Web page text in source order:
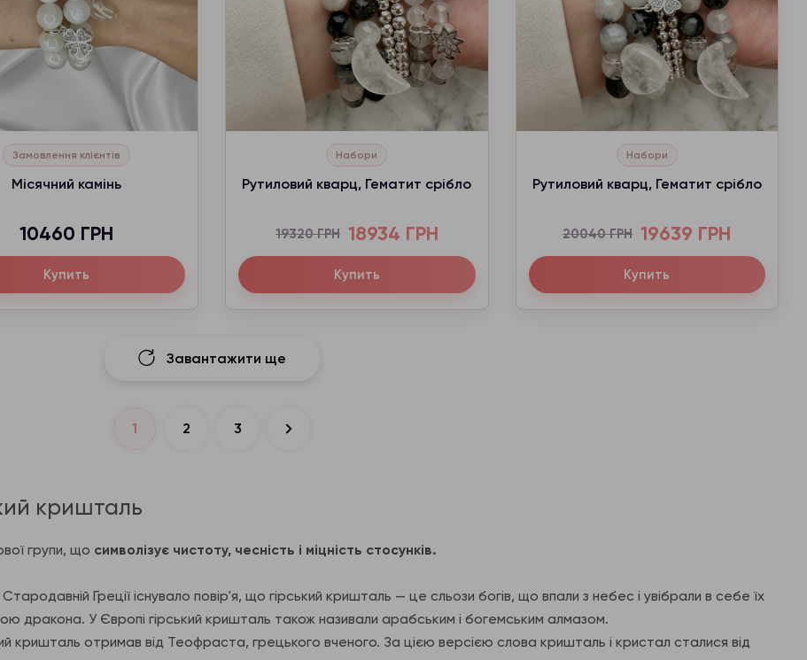
Замовлення клієнтів
Місячний камінь
10460 ГРН
Купить
Набори
Рутиловий кварц, Гематит срібло
19320 ГРН 18934 ГРН
Купить
Набори
Рутиловий кварц, Гематит срібло
20040 ГРН 19639 ГРН
Купить
Завантажити ще
1 2 3
кришталь
групи, що символізує чистоту, чесність і міцність стосунків.
Греції існувало повір'я, що гірський кришталь — це сльози богів, що впали з небес і увібрали в себе їх
дракона. У Європі гірський кришталь також називали арабським і богемським алмазом.
кришталь отримав від Теофраста, грецького вченого. За цією версією слова кришталь і кристал сталися від